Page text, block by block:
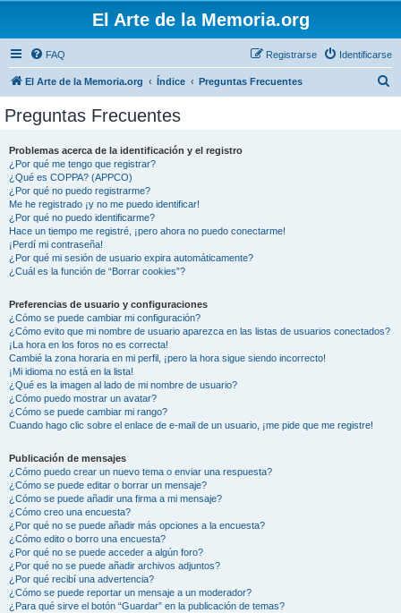
El Arte de la Memoria.org
FAQ Identificarse
Registrarse
El Arte de la Memoria.org Índice Preguntas Frecuentes
Preguntas Frecuentes
Problemas acerca de la identificación y el registro
¿Por qué me tengo que registrar?
¿Qué es COPPA? (APPCO)
¿Por qué no puedo registrarme?
Me he registrado ¡y no me puedo identificar!
¿Por qué no puedo identificarme?
Hace un tiempo me registré, ¡pero ahora no puedo conectarme!
¡Perdí mi contraseña!
¿Por qué mi sesión de usuario expira automáticamente?
¿Cuál es la función de “Borrar cookies”?
Preferencias de usuario y configuraciones
¿Cómo se puede cambiar mi configuración?
¿Cómo evito que mi nombre de usuario aparezca en las listas de usuarios conectados?
¡La hora en los foros no es correcta!
Cambié la zona horaria en mi perfil, ¡pero la hora sigue siendo incorrecto!
¡Mi idioma no está en la lista!
¿Qué es la imagen al lado de mi nombre de usuario?
¿Cómo puedo mostrar un avatar?
¿Cómo se puede cambiar mi rango?
Cuando hago clic sobre el enlace de e-mail de un usuario, ¡me pide que me registre!
Publicación de mensajes
¿Cómo puedo crear un nuevo tema o enviar una respuesta?
¿Cómo se puede editar o borrar un mensaje?
¿Cómo se puede añadir una firma a mi mensaje?
¿Cómo creo una encuesta?
¿Por qué no se puede añadir más opciones a la encuesta?
¿Cómo edito o borro una encuesta?
¿Por qué no se puede acceder a algún foro?
¿Por qué no se puede añadir archivos adjuntos?
¿Por qué recibí una advertencia?
¿Cómo se puede reportar un mensaje a un moderador?
¿Para qué sirve el botón “Guardar” en la publicación de temas?